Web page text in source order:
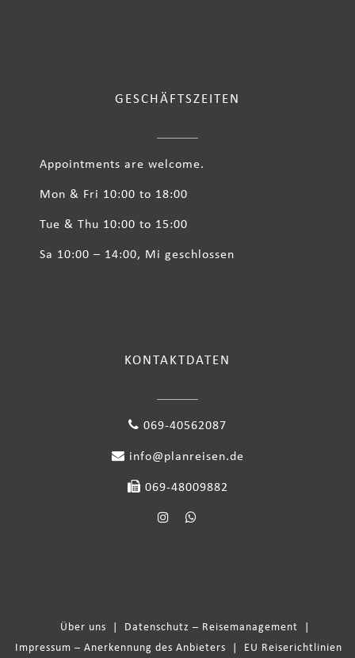
GESCHÄFTSZEITEN
Appointments are welcome.
Mon & Fri 10:00 to 18:00
Tue & Thu 10:00 to 15:00
Sa 10:00 – 14:00, Mi geschlossen
KONTAKTDATEN
069-40562087
info@planreisen.de
069-48009882
Über uns Datenschutz – Reisemanagement
Impressum – Anerkennung des Anbieters
EU Reiserichtlinien